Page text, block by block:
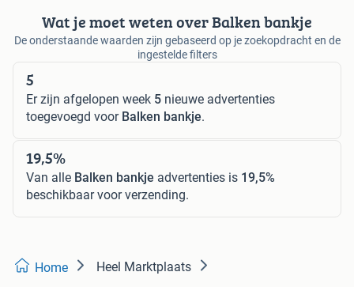
Wat je moet weten over Balken bankje
De onderstaande waarden zijn gebaseerd op je zoekopdracht en de
ingestelde filters
5
Er zijn afgelopen week 5 nieuwe advertenties
toegevoegd voor Balken bankje.
19,5%
Van alle Balken bankje advertenties is 19,5%
beschikbaar voor verzending.
Home Heel Marktplaats